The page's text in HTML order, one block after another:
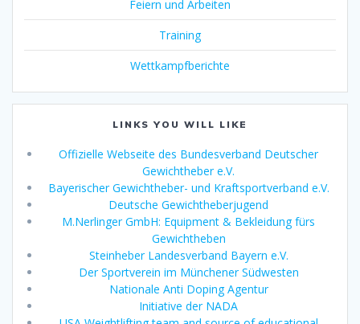
Feiern und Arbeiten
Training
Wettkampfberichte
LINKS YOU WILL LIKE
Offizielle Webseite des Bundesverband Deutscher
Gewichtheber e.V.
Bayerischer Gewichtheber- und Kraftsportverband e.V.
Deutsche Gewichtheberjugend
M.Nerlinger GmbH: Equipment & Bekleidung fürs
Gewichtheben
Steinheber Landesverband Bayern e.V.
Der Sportverein im Münchener Südwesten
Nationale Anti Doping Agentur
Initiative der NADA